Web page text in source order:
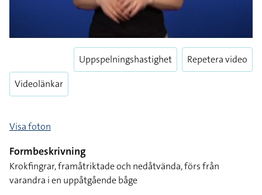
Videolänkar
Uppspelningshastighet Repetera video
Visa foton
Formbeskrivning
Krokfingrar, framåtriktade och nedåtvända, förs från
varandra i en uppåtgående båge